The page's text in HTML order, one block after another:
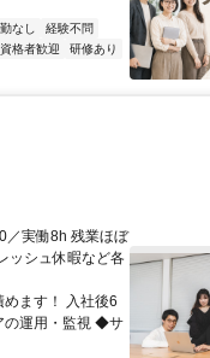
なし
経験不問
格者歓迎
研修あり
／実働8h 残業ほぼ
ッシュ休暇など各
ます！ 入社後6
の運用・監視 ◆サ